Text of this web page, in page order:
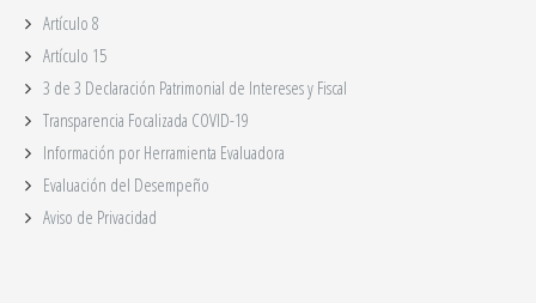
Artículo 8
Artículo 15
3 de 3 Declaración Patrimonial de Intereses y Fiscal
Transparencia Focalizada COVID-19
Información por Herramienta Evaluadora
Evaluación del Desempeño
Aviso de Privacidad